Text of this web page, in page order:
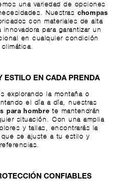
una variedad de opciones
Nuestras
chompas
con materiales de alta
para garantizar un
en cualquier condición
climática.
ESTILO EN CADA PRENDA
explorando la montaña o
el día a día, nuestras
para hombre te mantendrán
situación. Con una amplia
y tallas, encontrarás la
se ajuste a tu estilo y
CONFIABLES